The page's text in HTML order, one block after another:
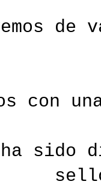
con
sido